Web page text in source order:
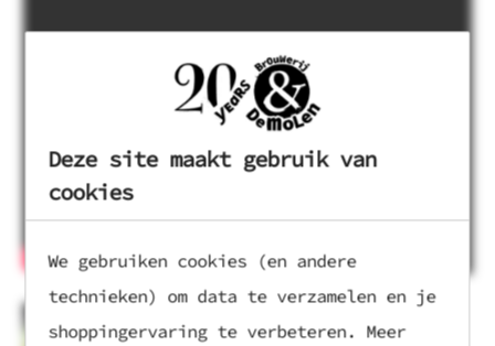
Deze site maakt gebruik van
cookies
We gebruiken cookies (en andere
technieken) om data te verzamelen en je
shoppingervaring te verbeteren. Meer